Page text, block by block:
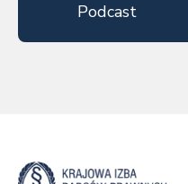
Podcast